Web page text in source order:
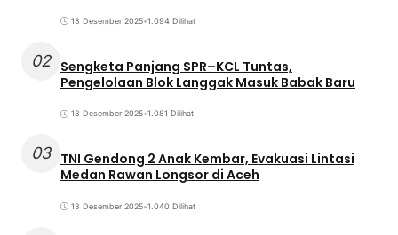
13 Desember 2025•1.094 Dilihat
02 Sengketa Panjang SPR–KCL Tuntas,
Pengelolaan Blok Langgak Masuk Babak Baru
13 Desember 2025•1.081 Dilihat
03 TNI Gendong 2 Anak Kembar, Evakuasi Lintasi
Medan Rawan Longsor di Aceh
13 Desember 2025•1.040 Dilihat